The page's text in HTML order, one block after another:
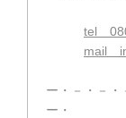
tel
mail
ー・－・－・
ー・